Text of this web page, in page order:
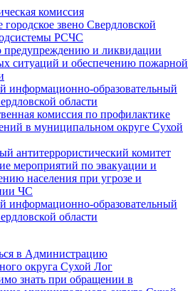
комиссия
городское звено Свердловской
РСЧС
предупреждению и ликвидации
ситуаций и обеспечению пожарной
информационно-образовательный
области
комиссия по профилактике
в муниципальном округе Сухой
антитеррористический комитет
мероприятий по эвакуации и
населения при угрозе и
ЧС
информационно-образовательный
области
в Администрацию
округа Сухой Лог
знать при обращении в